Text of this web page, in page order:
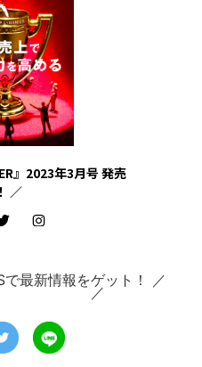
』2023年3月号 発売
／
最新情報をゲット！ ／